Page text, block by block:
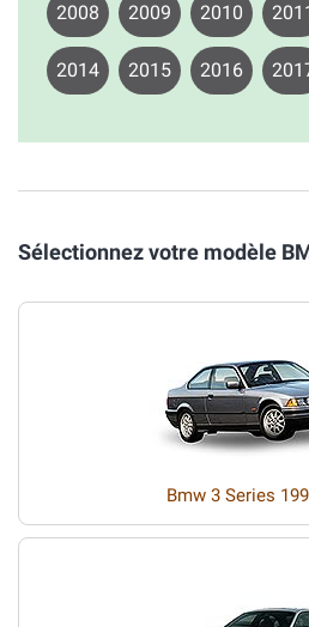
2008 2009 2010
2014 2015 2016
Sélectionnez votre modèle
Bmw 3 Series